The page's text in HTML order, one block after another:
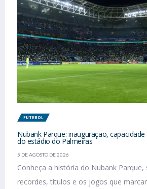
FUTEBOL
Nubank Parque: inauguração,
do estádio do Palmeiras
5 DE AGOSTO DE 2026
Conheça a história do Nubank Parque,
recordes, títulos e os jogos que